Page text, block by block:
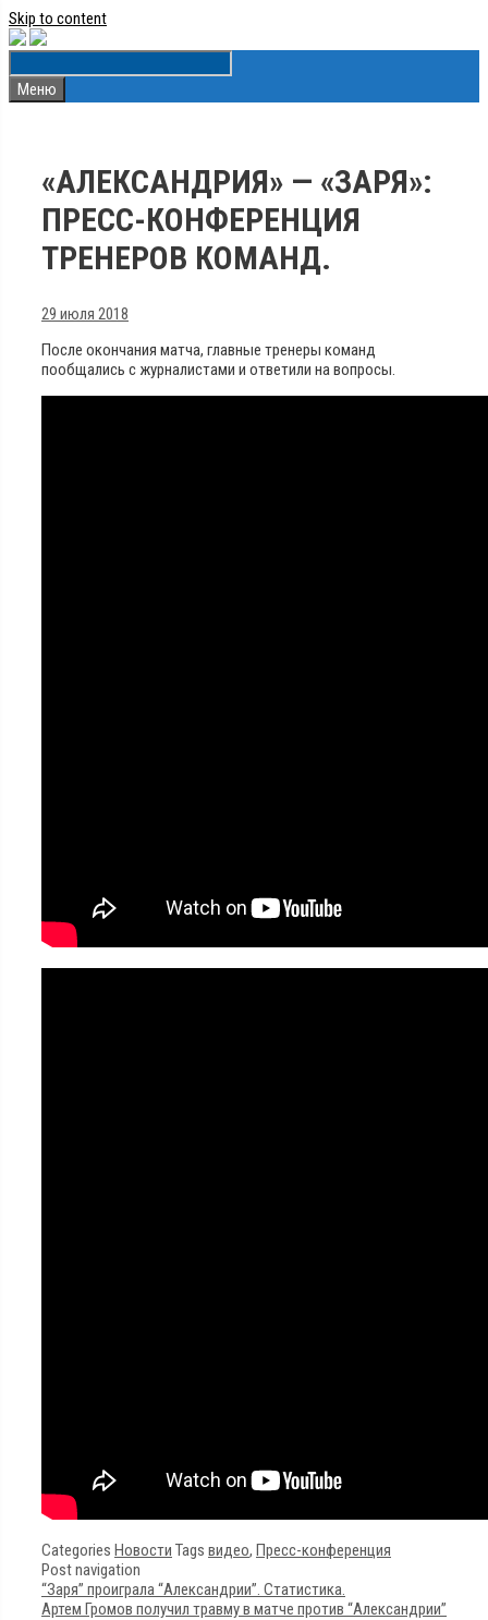
Skip to content
Меню
«АЛЕКСАНДРИЯ» — «ЗАРЯ»:
ПРЕСС-КОНФЕРЕНЦИЯ
ТРЕНЕРОВ КОМАНД.
29 июля 2018
После окончания матча, главные тренеры команд
пообщались с журналистами и ответили на вопросы.
Categories Новости Tags видео, Пресс-конференция
Post navigation
“Заря” проиграла “Александрии”. Статистика.
Артем Громов получил травму в матче против “Александрии”